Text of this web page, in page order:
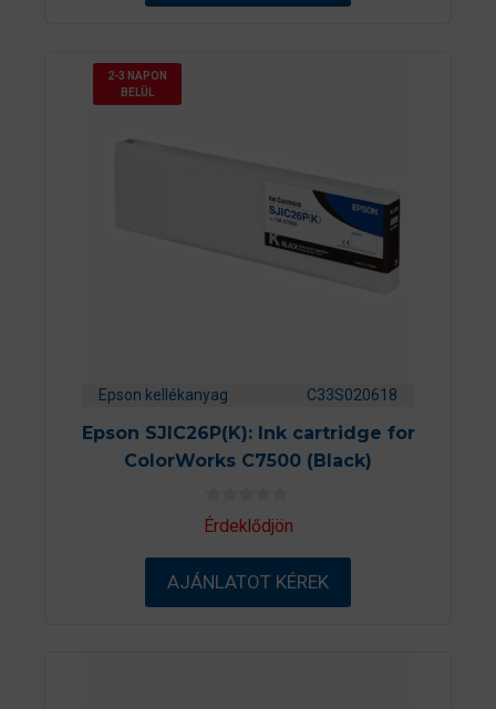
ő
2-3 NAPON
BELÜL
Epson kellékanyag C33S020618
Epson SJIC26P(K): Ink cartridge for
ColorWorks C7500 (Black)
0
a
-
ő
Érdeklődjön
AJÁNLATOT KÉREK